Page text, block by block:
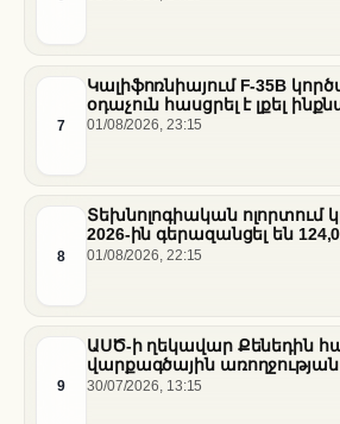
7
Կալիֆոռնիայում F-35B
օդաչուն հասցրել է լքել
01/08/2026, 23:15
8
Տեխնոլոգիական ոլորտում
2026-ին գերազանցել են
ենթակառուցվածքների
01/08/2026, 22:15
9
ԱՍԾ-ի ղեկավար Քենեդին
վարքագծային
բարելավման շուրջ ազգային
30/07/2026, 13:15